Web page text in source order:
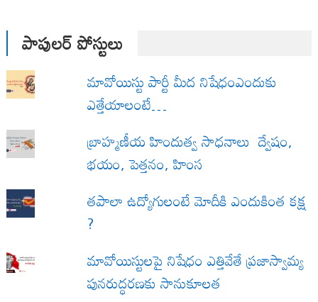
పాపులర్ పోస్టులు
మావోయిస్టు పార్టీ మీద నిషేధంఎందుకు
ఎత్తేయాలంటే…
బ్రాహ్మణీయ హిందుత్వ సాధనాలు ద్వేషం,
భయం, పెత్తనం, హింస
త‌పాలా ఉద్యోగులంటే మోదీకి ఎందుకింత కక్ష
?
మావోయిస్టులపై నిషేధం ఎత్తివేతే ప్రజాస్వామ్య
పునరుద్ధరణకు సానుకూలత